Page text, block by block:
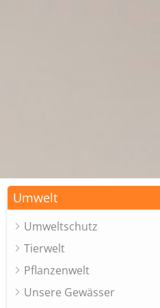
Umwelt
Umweltschutz
Tierwelt
Pflanzenwelt
Unsere Gewässer